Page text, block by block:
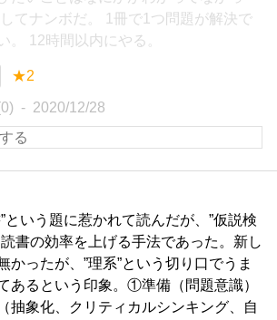
てナンボだ。 1冊で1つ問題が解決で
。 12時間以内にやる。
★2
2020/12/28
という題に惹かれて読んだが、”仮説検
書の効率を上げる手法であった。新し
かったが、”理系”という切り口でうま
あるという印象。①準備（問題意識）
象化、クリティカルシンキング、自